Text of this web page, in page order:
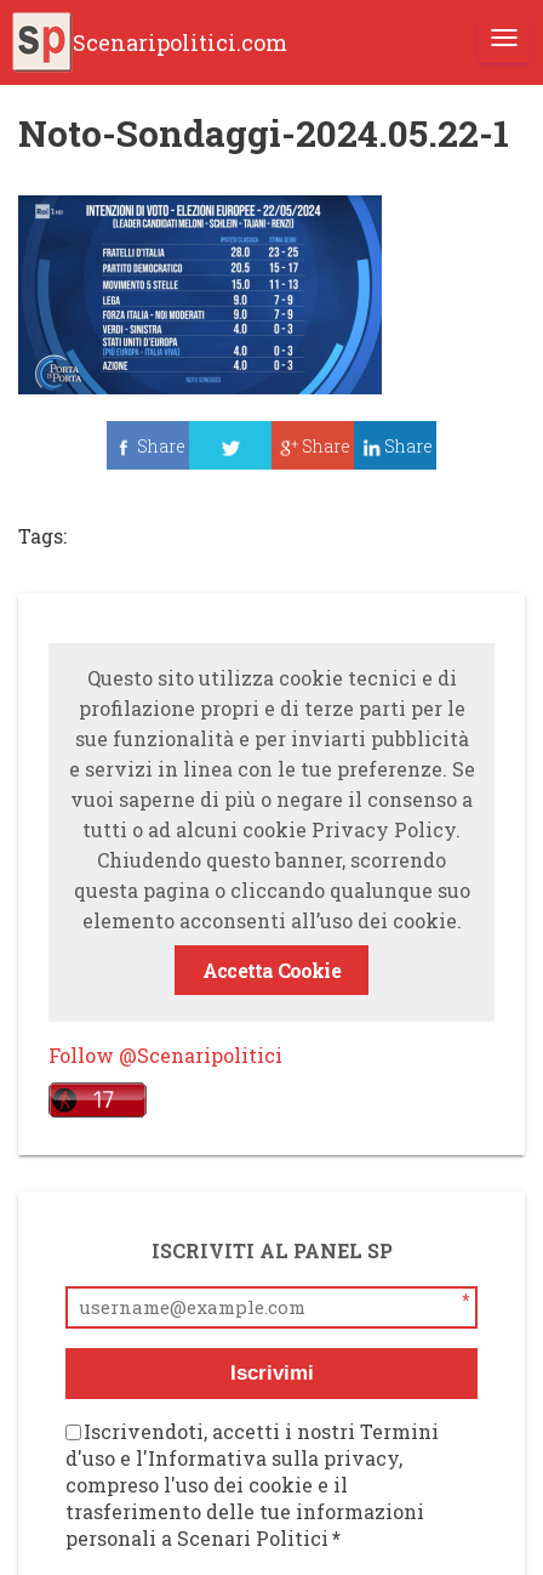
Scenaripolitici.com
Noto-Sondaggi-2024.05.22-1
Share
Share Share
Tags:
Questo sito utilizza cookie tecnici e di
profilazione propri e di terze parti per le
sue funzionalità e per inviarti pubblicità
e servizi in linea con le tue preferenze. Se
vuoi saperne di più o negare il consenso a
tutti o ad alcuni cookie Privacy Policy.
Chiudendo questo banner, scorrendo
questa pagina o cliccando qualunque suo
elemento acconsenti all’uso dei cookie.
Accetta Cookie
Follow @Scenaripolitici
ISCRIVITI AL PANEL SP
*
Iscrivimi
Iscrivendoti, accetti i nostri Termini
d'uso e l'Informativa sulla privacy,
compreso l'uso dei cookie e il
trasferimento delle tue informazioni
personali a Scenari Politici*